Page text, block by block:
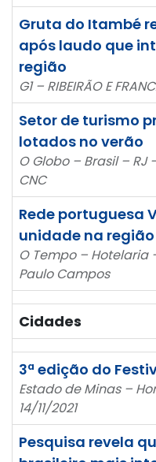
Gruta do Itambé
após laudo que
região
G1 – RIBEIRÃO E
Setor de turismo
lotados no verão
O Globo – Brasil – RJ
CNC
Rede portuguesa
unidade na
O Tempo – Hotelaria
Paulo Campos
Cidades
3ª edição do
Estado de Minas –
14/11/2021
Pesquisa revela